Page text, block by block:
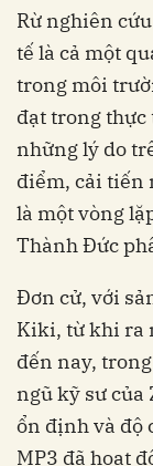
Rừ nghiên
tế là cả một
trong môi
đạt trong thực
những lý do
điểm, cải tiến
là một vòng
Thành Đức
Đơn cử, với
Kiki, từ khi ra
đến nay,
ngũ kỹ sư
ổn định và độ
MP3 đã hoạt